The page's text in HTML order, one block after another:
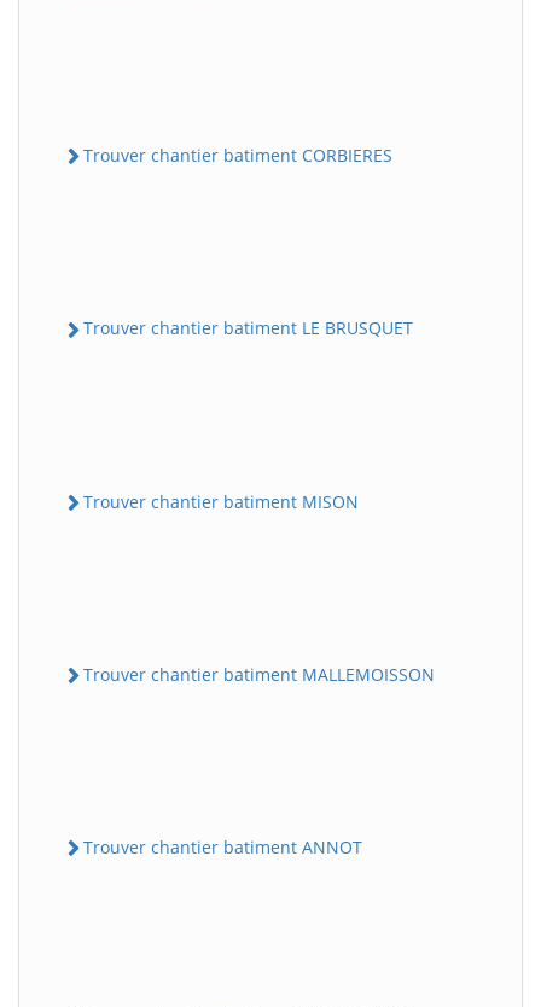
Trouver chantier batiment CORBIERES
Trouver chantier batiment LE BRUSQUET
Trouver chantier batiment MISON
Trouver chantier batiment MALLEMOISSON
Trouver chantier batiment ANNOT